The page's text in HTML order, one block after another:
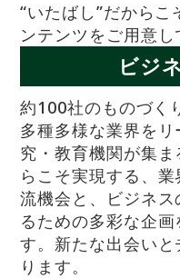
“いたばし”だから
ンテンツをご用意し
ビジ
約100社のものづく
多種多様な業界を
究・教育機関が集
らこそ実現する、
流機会と、ビジネ
るための多彩な企
す。新たな出会い
ります。